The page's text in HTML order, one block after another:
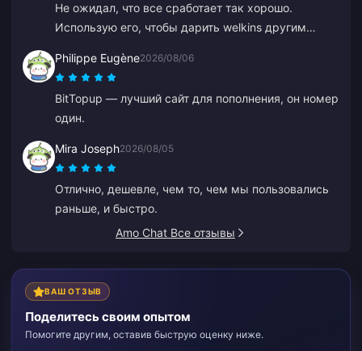
Не ожидал, что все сработает так хорошо.
Использую его, чтобы дарить welkins другим
поддержки тоже отвечает быстро. Если хотите
сделать кому-то подарок, это отличная
платформа.
Philippe Eugène2026/08/06
BitTopup — лучший сайт для пополнения, он номер
один.
Mira Joseph2026/08/05
Отлично, дешевле, чем то, чем мы пользовались
раньше, и быстро.
Amo Chat Все отзывы
ВАШ ОТЗЫВ
Поделитесь своим опытом
Помогите другим, оставив быструю оценку ниже.